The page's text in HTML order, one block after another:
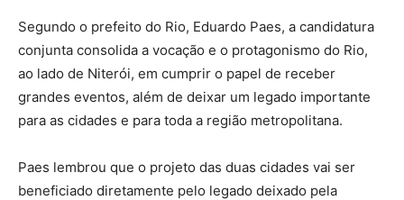
Segundo o prefeito do Rio, Eduardo Paes, a candidatura
conjunta consolida a vocação e o protagonismo do Rio,
ao lado de Niterói, em cumprir o papel de receber
grandes eventos, além de deixar um legado importante
para as cidades e para toda a região metropolitana.
Paes lembrou que o projeto das duas cidades vai ser
beneficiado diretamente pelo legado deixado pela